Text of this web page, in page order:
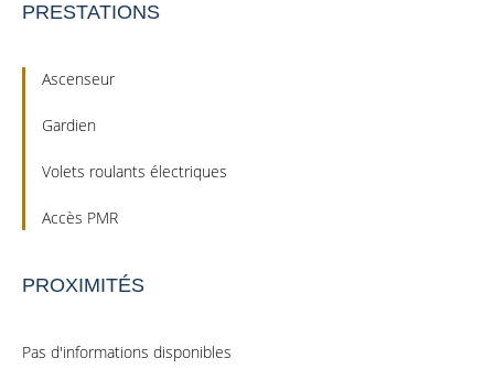
PRESTATIONS
Ascenseur
Gardien
Volets roulants électriques
Accès PMR
PROXIMITÉS
Pas d'informations disponibles